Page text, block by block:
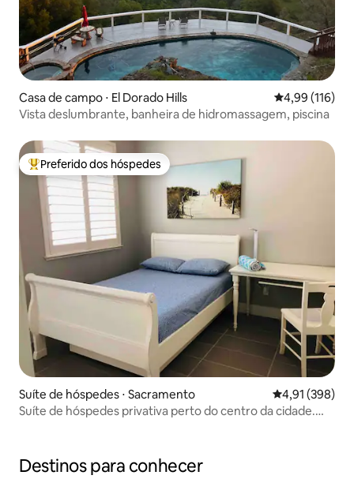
Casa de campo ⋅ El Dorado Hills 4,99 de uma
4,99 (116)
Vista deslumbrante, banheira de hidromassagem, piscina
Entre os melhores preferidos dos hóspedes
Preferido dos hóspedes
Suíte de hóspedes ⋅ Sacramento 4,91 de uma
4,91 (398)
Suíte de hóspedes privativa perto do centro da cidade.
Destinos para conhecer